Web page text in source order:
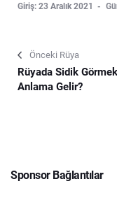
Giriş: 23 Aralık 2021
Önceki Rüya
Rüyada Sidik
Anlama Gelir?
Sponsor Bağlantılar